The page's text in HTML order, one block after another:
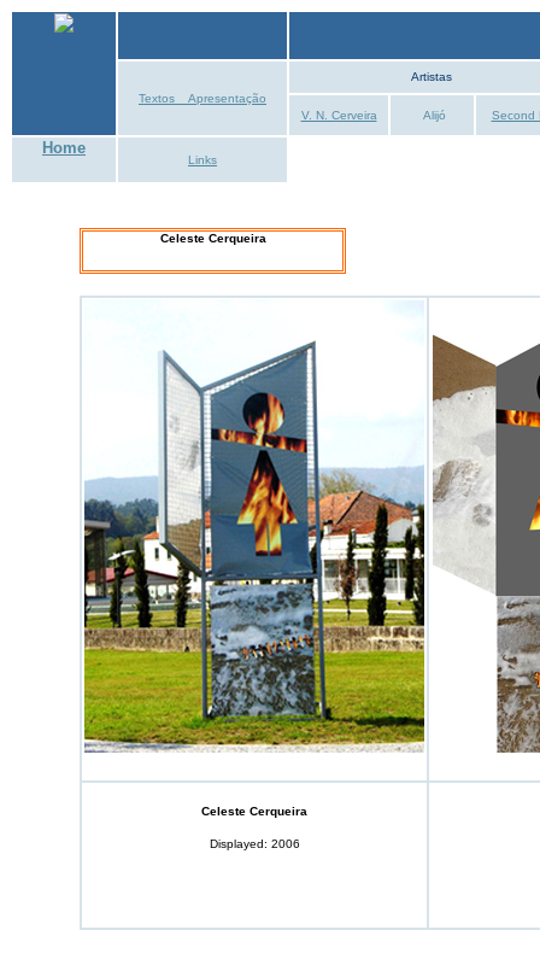
Textos _ Apresentação
Artistas
V. N. Cerveira Alijó Second
Home
Links
Celeste Cerqueira
Celeste Cerqueira
Displayed: 2006